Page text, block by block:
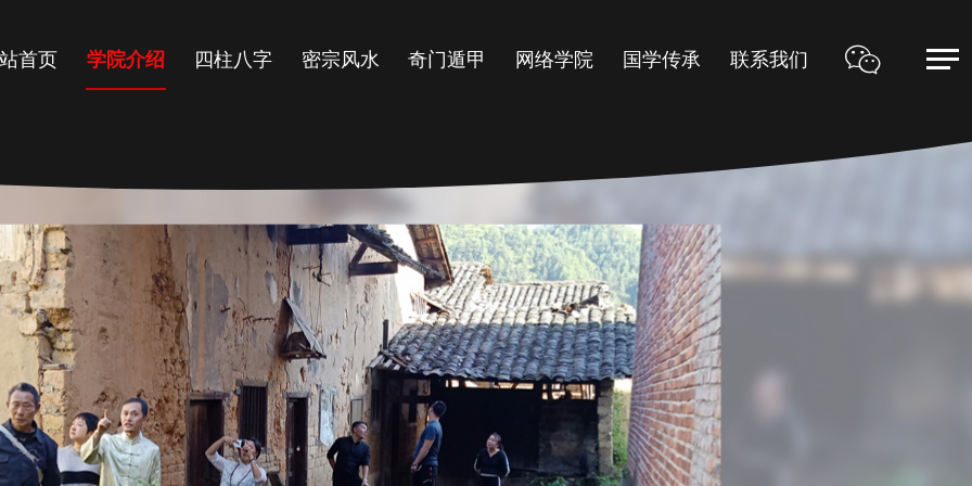
首页 学院介绍 四柱八字 密宗风水 奇门遁甲 网络学院 国学传承 联系我们